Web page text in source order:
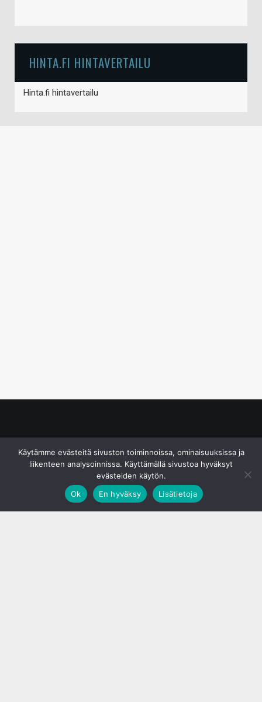
HINTA.FI HINTAVERTAILU
Hinta.fi hintavertailu
Käytämme evästeitä sivuston toiminnoissa, ominaisuuksissa ja
liikenteen analysoinnissa. Käyttämällä sivustoa hyväksyt
evästeiden käytön.
Ok
En hyväksy Lisätietoja